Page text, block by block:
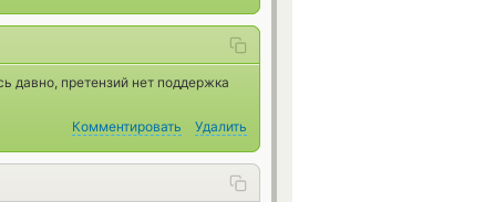
давно, претензий нет поддержка
Комментировать Удалить